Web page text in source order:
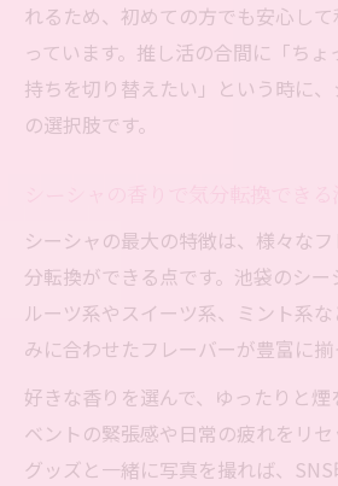
れるため、初めての方でも安心し
っています。推し活の合間に「ち
持ちを切り替えたい」という時に
の選択肢です。
シーシャの最大の特徴は、様々な
分転換ができる点です。池袋のシ
ルーツ系やスイーツ系、ミント系
みに合わせたフレーバーが豊富に揃
好きな香りを選んで、ゆったりと煙
ベントの緊張感や日常の疲れをリ
グッズと一緒に写真を撮れば、SNS